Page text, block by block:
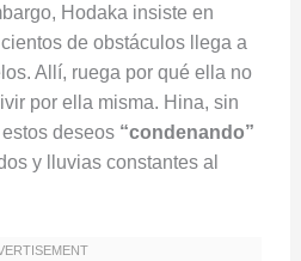
Hodaka insiste en
de obstáculos llega a
Allí, ruega por qué ella no
por ella misma. Hina, sin
deseos “condenando”
y lluvias constantes al